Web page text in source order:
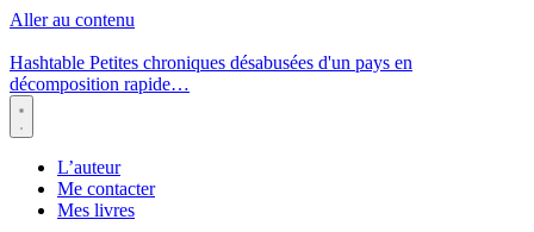
Aller au contenu
Hashtable Petites chroniques désabusées d'un pays en
décomposition rapide…
Menu
L’auteur
Me contacter
Mes livres